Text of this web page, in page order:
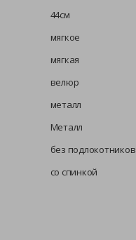
44см
мягкое
мягкая
велюр
металл
Металл
без подлокотников
со спинкой